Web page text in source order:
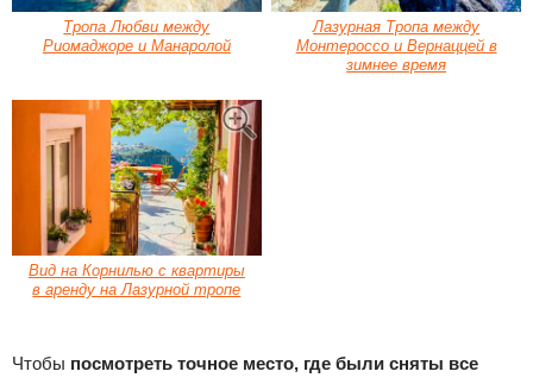
Тропа Любви между
Риомаджоре и Манаролой
Лазурная Тропа между
Монтероссо и Вернаццей в
зимнее время
Вид на Корнилью с квартиры
в аренду на Лазурной тропе
Чтобы посмотреть точное место, где были сняты все